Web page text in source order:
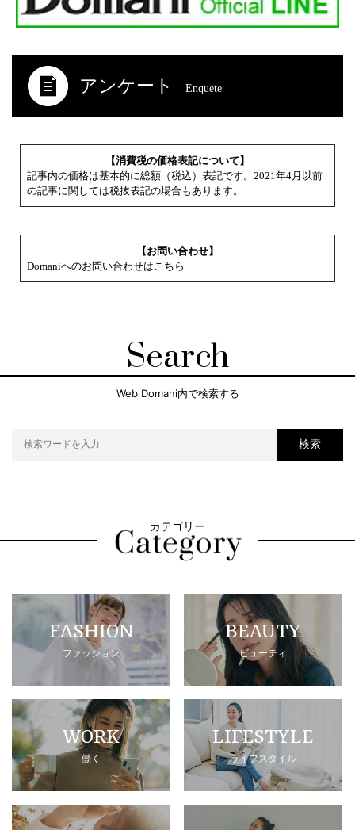
アンケート Enquete
【消費税の価格表記について】
記事内の価格は基本的に総額（税込）表記です。2021年4月以前
の記事に関しては税抜表記の場合もあります。
【お問い合わせ】
Domaniへのお問い合わせはこちら
Search
Web Domani内で検索する
検索
カテゴリー
FASHION
ファッション
BEAUTY
ビューティ
WORK
働く
LIFESTYLE
ライフスタイル